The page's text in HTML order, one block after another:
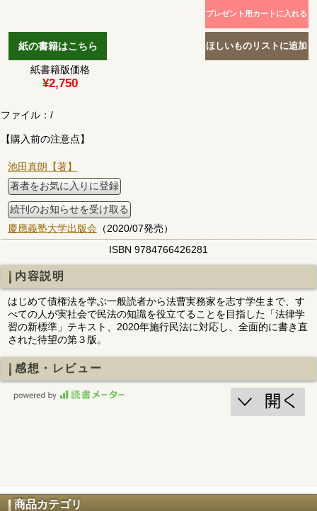
紙書籍版価格
¥2,750
ファイル： /
【購入前の注意点】
池田真朗【著】
著者をお気に入りに登録
続刊のお知らせを受け取る
慶應義塾大学出版会 （2020/07発売）
ISBN 9784766426281
内容説明
はじめて債権法を学ぶ一般読者から法曹実務家を志す学生まで、す
べての人が実社会で民法の知識を役立てることを目指した「法律学
習の新標準」テキスト、2020年施行民法に対応し、全面的に書き直
された待望の第３版。
感想・レビュー
商品カテゴリ